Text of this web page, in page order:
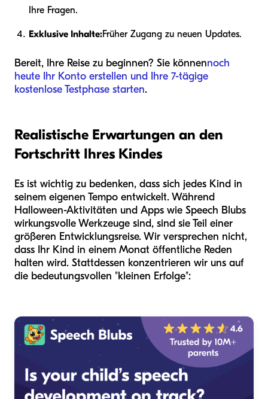
Ihre Fragen.
Exklusive Inhalte:Früher Zugang zu neuen Updates.
Bereit, Ihre Reise zu beginnen? Sie könnennoch
heute Ihr Konto erstellen und Ihre 7-tägige
kostenlose Testphase starten.
Realistische Erwartungen an den
Fortschritt Ihres Kindes
Es ist wichtig zu bedenken, dass sich jedes Kind in
seinem eigenen Tempo entwickelt. Während
Halloween-Aktivitäten und Apps wie Speech Blubs
wirkungsvolle Werkzeuge sind, sind sie Teil einer
größeren Entwicklungsreise. Wir versprechen nicht,
dass Ihr Kind in einem Monat öffentliche Reden
halten wird. Stattdessen konzentrieren wir uns auf
die bedeutungsvollen "kleinen Erfolge":